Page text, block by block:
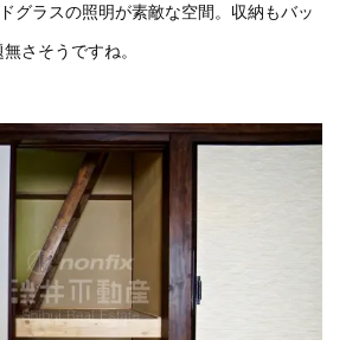
グラスの照明が素敵な空間。収納もバッ
さそうですね。